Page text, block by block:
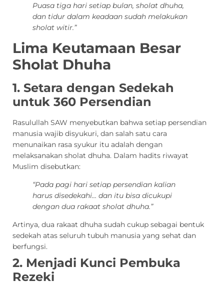
Puasa tiga hari setiap bulan, sholat dhuha,
dan tidur dalam keadaan sudah melakukan
sholat witir.”
Lima Keutamaan Besar
Sholat Dhuha
1. Setara dengan Sedekah
untuk 360 Persendian
Rasulullah SAW menyebutkan bahwa setiap persendian
manusia wajib disyukuri, dan salah satu cara
menunaikan rasa syukur itu adalah dengan
melaksanakan sholat dhuha. Dalam hadits riwayat
Muslim disebutkan:
“Pada pagi hari setiap persendian kalian
harus disedekahi… dan itu bisa dicukupi
dengan dua rakaat sholat dhuha.”
Artinya, dua rakaat dhuha sudah cukup sebagai bentuk
sedekah atas seluruh tubuh manusia yang sehat dan
berfungsi.
2. Menjadi Kunci Pembuka
Rezeki